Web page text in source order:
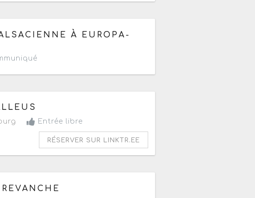
2026 de 19h à 22hÀ EUROPA-
de 20h
Entrée libre
RÉSERVER SUR LINKTR.EE
de 20h